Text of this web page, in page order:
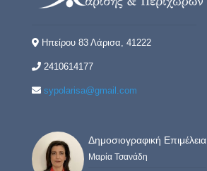
Ηπείρου 83 Λάρισα, 41222
2410614177
sypolarisa@gmail.com
Δημοσιογραφική Επιμέλεια
Μαρία Τσανάδη